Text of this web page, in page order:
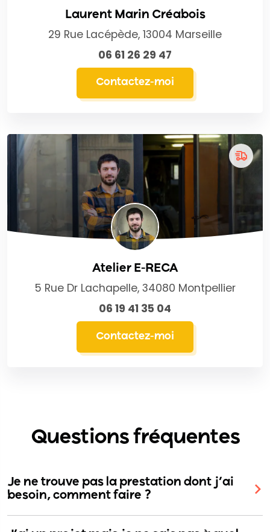
Laurent Marin Créabois
29 Rue Lacépède, 13004 Marseille
06 61 26 29 47
Contactez-moi
Atelier E-RECA
5 Rue Dr Lachapelle, 34080 Montpellier
06 19 41 35 04
Contactez-moi
Questions fréquentes
Je ne trouve pas la prestation dont j’ai
besoin, comment faire ?